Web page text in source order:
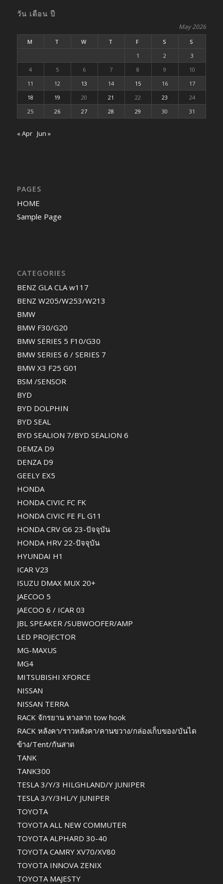
วัน เดือน ปี
May 2026
M T W T F S
S
1
2
3
4
5 6 7 8 9
10
11
12 13 14 15 16
17
18
19 20 21 22 23
24
25
26 27 28 29 30 31
« Apr Jun »
PAGES
HOME
Sample Page
CATEGORIES
BENZ GLA CLA w117
BENZ W205/W253/W213
BMW
BMW F30/G20
BMW SERIES 5 F10/G30
BMW SERIES 6 / SERIES 7
BMW X3 F25 G01
BSM /SENSOR
BYD
BYD DOLPHIN
BYD SEAL
BYD SEALION 7/BYD SEALION 6
DEMZA D9
DENZA D9
GEELY EX5
HONDA
HONDA CIVIC FC FK
HONDA CIVIC FE FL G11
HONDA CRV G6 23-ปัจจุบัน
HONDA HRV 22-ปัจจุบัน
HYUNDAI H1
ICAR V23
ISUZU DMAX MUX 20+
JAECOO 5
JAECOO 6 / ICAR 03
JBL SPEAKER /SUBWOOFER/AMP
LED PROJECTOR
MG-MAXUS
MG4
MITSUBISHI XFORCE
NISSAN
NISSAN TERRA
RACK จักรยาน หางลาก tow hook
RACK หลังคา/ราวหลังคา/คานขวาง/กล่องเก็บของ/บันได
ข้าง/Tent/กันสาด
TANK
TANK300
TESLA 3/Y/3 HILGHLAND/Y JUNIPER
TESLA 3/Y/3HL/Y JUNIPER
TOYOTA
TOYOTA ALL NEW COMMUTER
TOYOTA ALPHARD 30-40
TOYOTA CAMRY XV70/XV80
TOYOTA INNOVA ZENIX
TOYOTA MAJESTY